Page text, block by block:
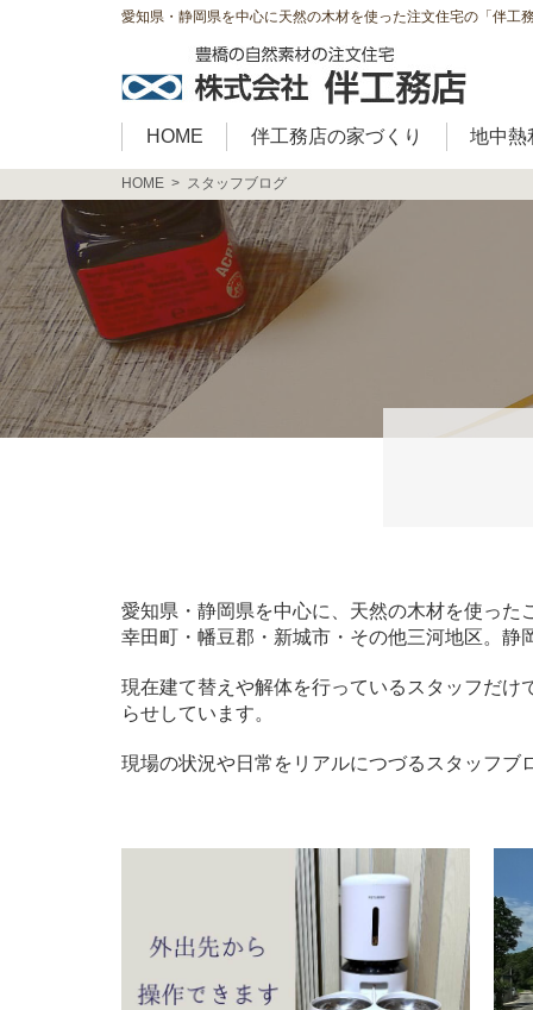
愛知県・静岡県を中心に天然の木材を使った注文住宅の「伴工務
HOME 伴工務店の家づくり 地中熱
HOME スタッフブログ
愛知県・静岡県を中心に、天然の木材を使っ
幸田町・幡豆郡・新城市・その他三河地区。静
現在建て替えや解体を行っているスタッフだ
らせしています。
現場の状況や日常をリアルにつづるスタッフブ